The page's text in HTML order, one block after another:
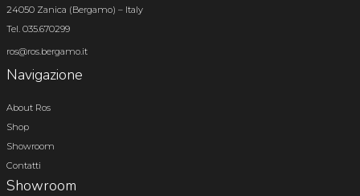
24050 Zanica (Bergamo) – Italy
Tel. 035.670299
ros@ros.bergamo.it
Navigazione
About Ros
Shop
Showroom
Contatti
Showroom